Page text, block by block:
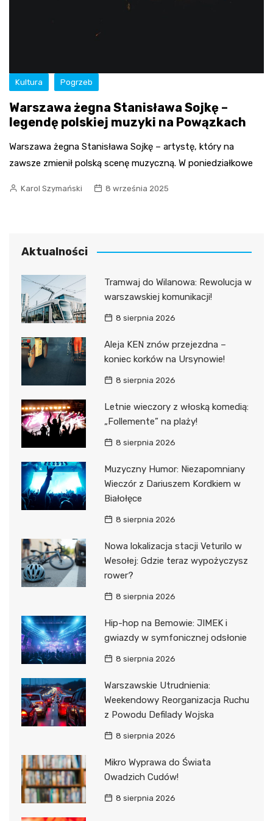
Kultura Pogrzeb
Warszawa żegna Stanisława Sojkę –
legendę polskiej muzyki na Powązkach
Warszawa żegna Stanisława Sojkę – artystę, który na
zawsze zmienił polską scenę muzyczną. W poniedziałkowe
Karol Szymański 8 września 2025
Aktualności
Tramwaj do Wilanowa: Rewolucja w
warszawskiej komunikacji!
8 sierpnia 2026
Aleja KEN znów przejezdna –
koniec korków na Ursynowie!
8 sierpnia 2026
Letnie wieczory z włoską komedią:
„Follemente” na plaży!
8 sierpnia 2026
Muzyczny Humor: Niezapomniany
Wieczór z Dariuszem Kordkiem w
Białołęce
8 sierpnia 2026
Nowa lokalizacja stacji Veturilo w
Wesołej: Gdzie teraz wypożyczysz
rower?
8 sierpnia 2026
Hip-hop na Bemowie: JIMEK i
gwiazdy w symfonicznej odsłonie
8 sierpnia 2026
Warszawskie Utrudnienia:
Weekendowy Reorganizacja Ruchu
z Powodu Defilady Wojska
8 sierpnia 2026
Mikro Wyprawa do Świata
Owadzich Cudów!
8 sierpnia 2026